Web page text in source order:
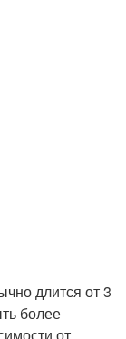
длится от 3
более